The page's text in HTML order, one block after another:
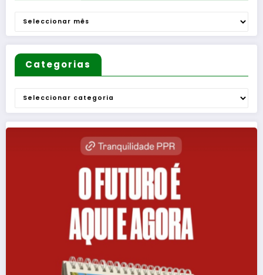
Arquivo
Categorias
Categorias